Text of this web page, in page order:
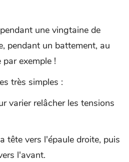
une vingtaine de
pendant un battement, au
exemple !
très simples :
varier relâcher les tensions
tête vers l'épaule droite, puis
l'avant.